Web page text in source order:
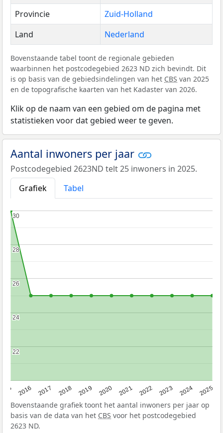
Provincie
Zuid-Holland
Land
Nederland
Bovenstaande tabel toont de regionale gebieden
waarbinnen het postcodegebied 2623 ND zich bevindt. Dit
is op basis van de gebiedsindelingen van het CBS van 2025
en de topografische kaarten van het Kadaster van 2026.
Klik op de naam van een gebied om de pagina met
statistieken voor dat gebied weer te geven.
Aantal inwoners per jaar
Postcodegebied 2623ND telt 25 inwoners in 2025.
Grafiek
Tabel
2016 2017 2018 2019 2020 2021 2022 2023 2024 2025
22
22
24
24
26
26
28
28
30
30
Bovenstaande grafiek toont het aantal inwoners per jaar op
basis van de data van het CBS voor het postcodegebied
2623 ND.